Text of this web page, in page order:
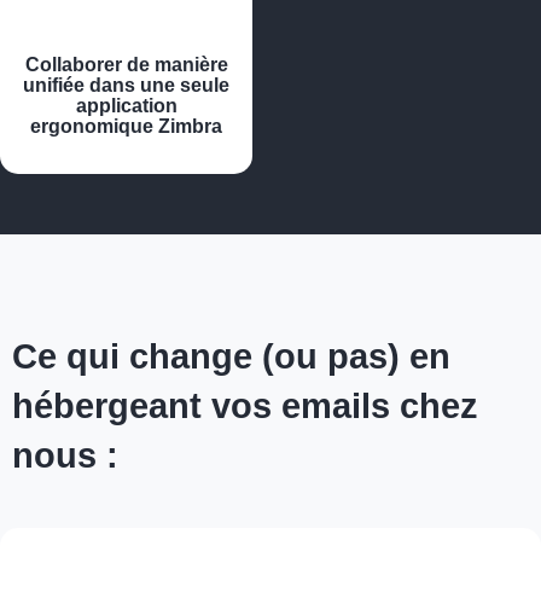
Collaborer de manière
unifiée dans une seule
application
ergonomique Zimbra
Ce qui change (ou pas) en
hébergeant vos emails chez
nous :